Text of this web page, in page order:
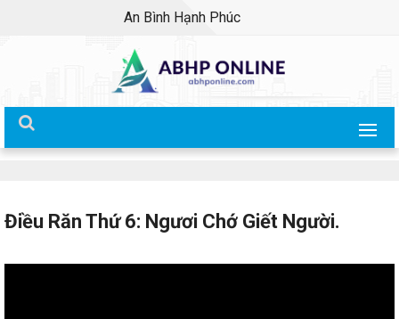
An Bình Hạnh Phúc
Điều Răn Thứ 6: Ngươi Chớ Giết Người.